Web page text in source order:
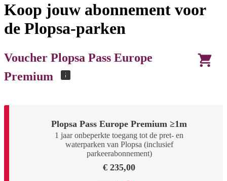
Koop jouw abonnement voor
de Plopsa-parken